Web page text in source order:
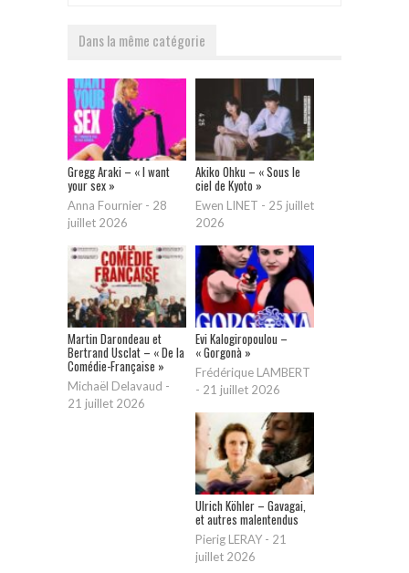
Dans la même catégorie
Gregg Araki – « I want
your sex »
Anna Fournier - 28
juillet 2026
Akiko Ohku – « Sous le
ciel de Kyoto »
Ewen LINET - 25 juillet
2026
Martin Darondeau et
Bertrand Usclat – « De la
Comédie-Française »
Michaël Delavaud -
21 juillet 2026
Evi Kalogiropoulou –
« Gorgonà »
Frédérique LAMBERT
- 21 juillet 2026
Ulrich Köhler – Gavagai,
et autres malentendus
Pierig LERAY - 21
juillet 2026